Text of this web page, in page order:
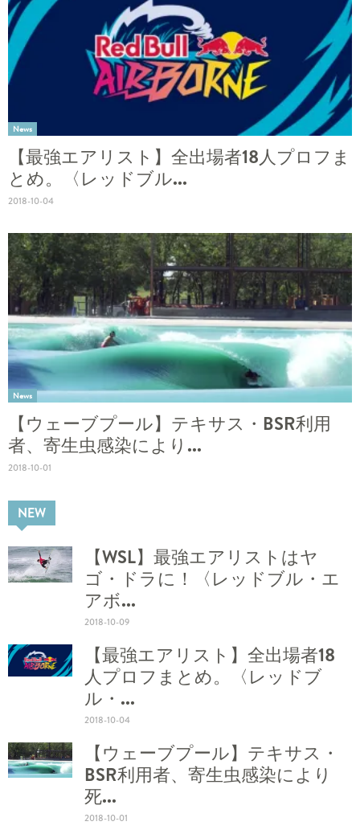
News
【最強エアリスト】全出場者18人プロフま
とめ。〈レッドブル...
2018-10-04
News
【ウェーブプール】テキサス・BSR利用
者、寄生虫感染により...
2018-10-01
NEW
【WSL】最強エアリストはヤ
ゴ・ドラに！〈レッドブル・エ
アボ...
2018-10-09
【最強エアリスト】全出場者18
人プロフまとめ。〈レッドブ
ル・...
2018-10-04
【ウェーブプール】テキサス・
BSR利用者、寄生虫感染により
死...
2018-10-01